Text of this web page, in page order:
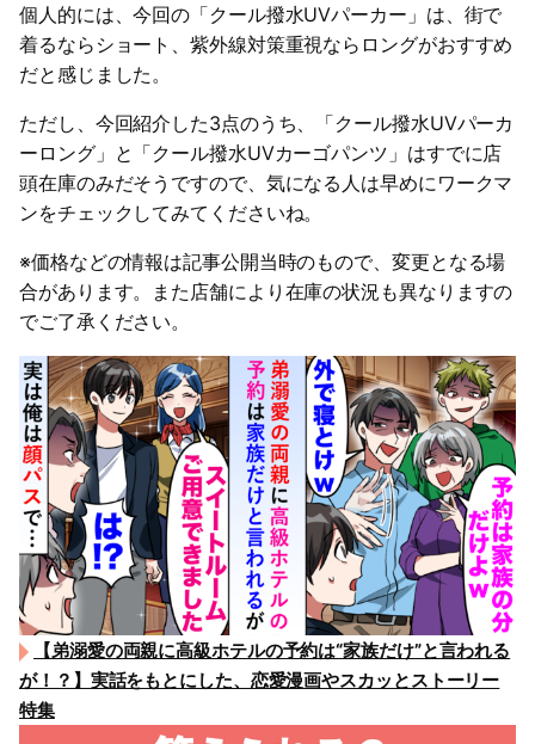
個人的には、今回の「クール撥水UVパーカー」は、街で
着るならショート、紫外線対策重視ならロングがおすすめ
だと感じました。
ただし、今回紹介した3点のうち、「クール撥水UVパーカ
ーロング」と「クール撥水UVカーゴパンツ」はすでに店
頭在庫のみだそうですので、気になる人は早めにワークマ
ンをチェックしてみてくださいね。
※価格などの情報は記事公開当時のもので、変更となる場
合があります。また店舗により在庫の状況も異なりますの
でご了承ください。
【弟溺愛の両親に高級ホテルの予約は“家族だけ”と言われる
が！？】実話をもとにした、恋愛漫画やスカッとストーリー
特集